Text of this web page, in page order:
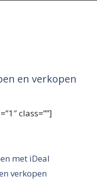
en verkopen
class=””]
met iDeal
verkopen